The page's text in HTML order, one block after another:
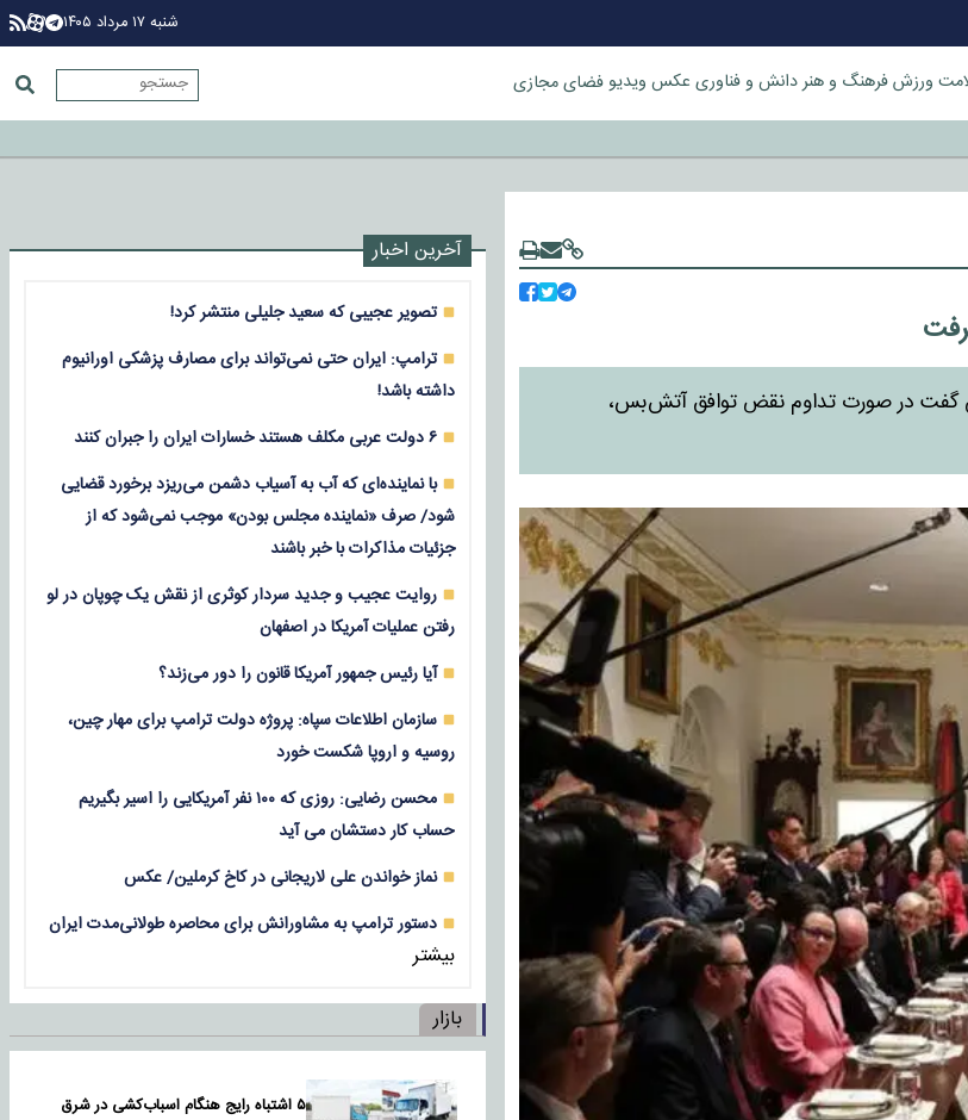
شنبه ۱۷ مرداد ۱۴۰۵
ورزشفرهنگ و هنردانش و فناوری عکس ویدیوفضای مجازی
گفت در صورت تداوم نقض توافق آتش‌بس،
آخرین اخبار
تصویر عجیبی که سعید جلیلی منتشر کرد!
ترامپ: ایران حتی نمی‌تواند برای مصارف پزشکی اورانیوم
داشته باشد!
۶ دولت عربی مکلف هستند خسارات ایران را جبران کنند
با نماینده‌ای که آب به آسیاب دشمن می‌ریزد برخورد قضایی
شود/ صرف «نماینده مجلس بودن» موجب نمی‌شود که از
جزئیات مذاکرات با خبر باشند
روایت عجیب و جدید سردار کوثری از نقش یک چوپان در لو
رفتن عملیات آمریکا در اصفهان
آیا رئیس جمهور آمریکا قانون را دور می‌زند؟
سازمان اطلاعات سپاه: پروژه دولت ترامپ برای مهار چین،
روسیه و اروپا شکست خورد
محسن رضایی: روزی که ۱۰۰ نفر آمریکایی را اسیر بگیریم
حساب کار دستشان می آید
نماز خواندن علی لاریجانی در کاخ کرملین/ عکس
دستور ترامپ به مشاورانش برای محاصره طولانی‌مدت ایران
بیشتر
بازار
۵ اشتباه رایج هنگام اسباب‌کشی در شرق